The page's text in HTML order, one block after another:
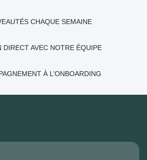
CHAQUE SEMAINE
DIRECT AVEC NOTRE ÉQUIPE
À L’ONBOARDING